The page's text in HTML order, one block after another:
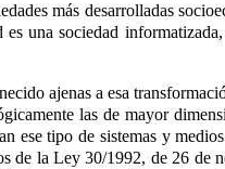
más desarrolladas
una sociedad
ajenas a esa
las de mayor
ese tipo de sistemas y
de la Ley 30/1992, de 26